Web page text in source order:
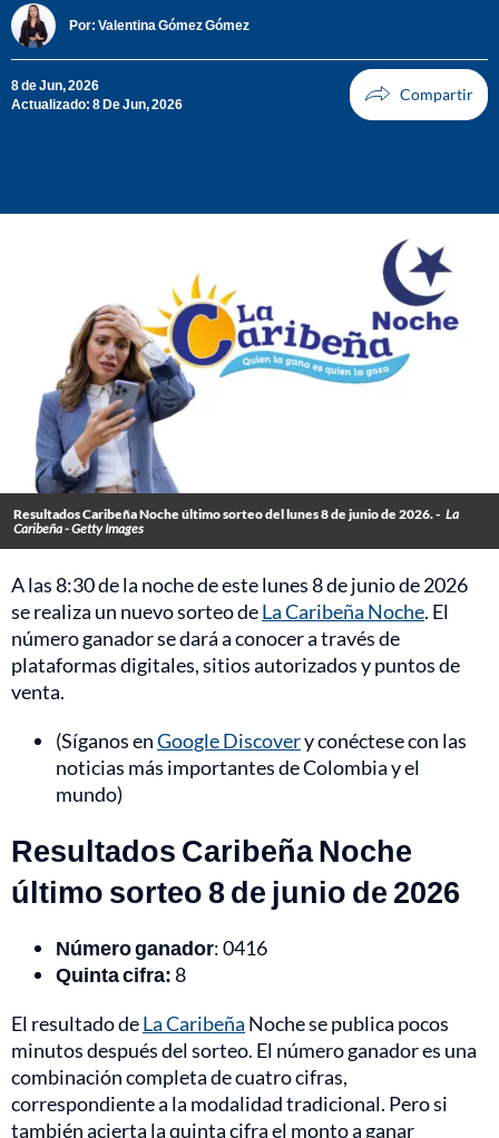
Por: Valentina Gómez Gómez
8 de Jun, 2026
Actualizado: 8 De Jun, 2026
Resultados Caribeña Noche último sorteo del lunes 8 de junio de 2026. - La
Caribeña - Getty Images
A las 8:30 de la noche de este lunes 8 de junio de 2026
se realiza un nuevo sorteo deLa Caribeña Noche. El
número ganador se dará a conocer a través de
plataformas digitales, sitios autorizados y puntos de
venta.
(Síganos enGoogle Discovery conéctese con las
noticias más importantes de Colombia y el
mundo)
Resultados Caribeña Noche
último sorteo 8 de junio de 2026
Número ganador: 0416
Quinta cifra:8
El resultado deLa Caribeña Noche se publica pocos
minutos después del sorteo. El número ganador es una
combinación completa de cuatro cifras,
correspondiente a la modalidad tradicional. Pero si
también acierta la quinta cifra el monto a ganar